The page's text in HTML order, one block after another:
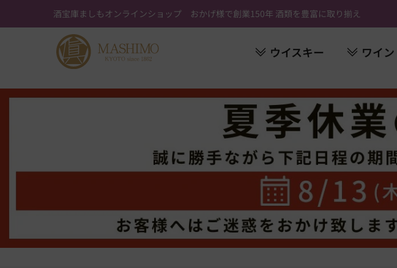
キ
酒宝庫ましもオンラインショップ おかげ様で創業150年 酒類を豊富に取り揃え
ウイスキー ワイン